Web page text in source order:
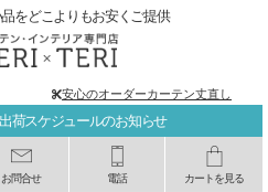
荷スケジュールのお知らせ
お問合せ 電話 カートを見る
をどこよりもお安くご提供
安心のオーダーカーテン丈直し